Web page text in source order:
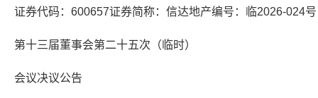
证券代码：600657证券简称：信达地产编号：临2026-024号
第十三届董事会第二十五次（临时）
会议决议公告